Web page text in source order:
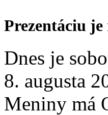
Prezentáciu
Dnes je
8. augusta
Meniny má